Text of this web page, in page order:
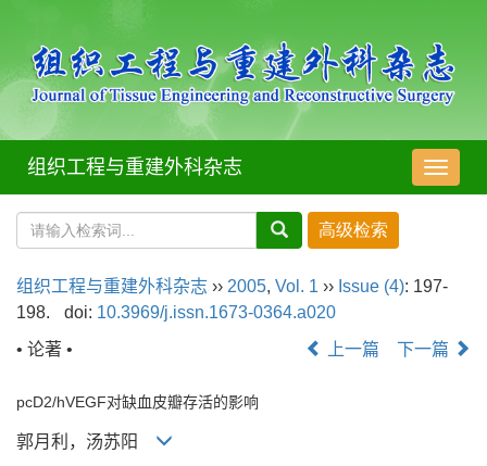
导
航
组织工程与重建外科杂志
组织工程与重建外科杂志 ›› 2005, Vol. 1 ›› Issue (4): 197-
198.
doi: 10.3969/j.issn.1673-0364.a020
• 论著 •
上一篇 下一篇
pcD2/hVEGF对缺血皮瓣存活的影响
郭月利，汤苏阳